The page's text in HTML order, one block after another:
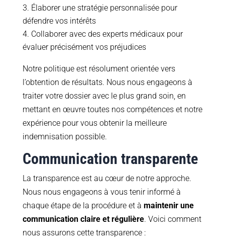
Élaborer une stratégie personnalisée pour
défendre vos intérêts
Collaborer avec des experts médicaux pour
évaluer précisément vos préjudices
Notre politique est résolument orientée vers
l’obtention de résultats. Nous nous engageons à
traiter votre dossier avec le plus grand soin, en
mettant en œuvre toutes nos compétences et notre
expérience pour vous obtenir la meilleure
indemnisation possible.
Communication transparente
La transparence est au cœur de notre approche.
Nous nous engageons à vous tenir informé à
chaque étape de la procédure et à maintenir une
communication claire et régulière. Voici comment
nous assurons cette transparence :